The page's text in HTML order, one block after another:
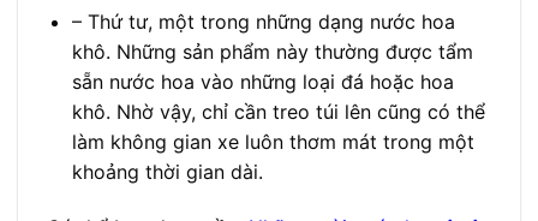
– Thứ tư, một trong những dạng nước hoa
khô. Những sản phẩm này thường được tẩm
sẵn nước hoa vào những loại đá hoặc hoa
khô. Nhờ vậy, chỉ cần treo túi lên cũng có thể
làm không gian xe luôn thơm mát trong một
khoảng thời gian dài.